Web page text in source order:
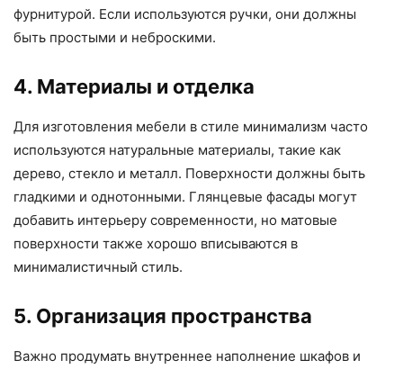
фурнитурой. Если используются ручки, они должны
быть простыми и неброскими.
4. Материалы и отделка
Для изготовления мебели в стиле минимализм часто
используются натуральные материалы, такие как
дерево, стекло и металл. Поверхности должны быть
гладкими и однотонными. Глянцевые фасады могут
добавить интерьеру современности, но матовые
поверхности также хорошо вписываются в
минималистичный стиль.
5. Организация пространства
Важно продумать внутреннее наполнение шкафов и